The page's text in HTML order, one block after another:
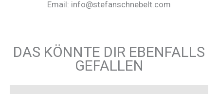
Email: info@stefanschnebelt.com
DAS KÖNNTE DIR EBENFALLS
GEFALLEN